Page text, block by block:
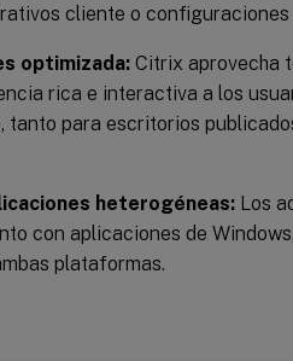
cliente o configuraciones
optimizada: Citrix aprovecha
rica e interactiva a los
tanto para escritorios
heterogéneas: Los
con aplicaciones de
plataformas.